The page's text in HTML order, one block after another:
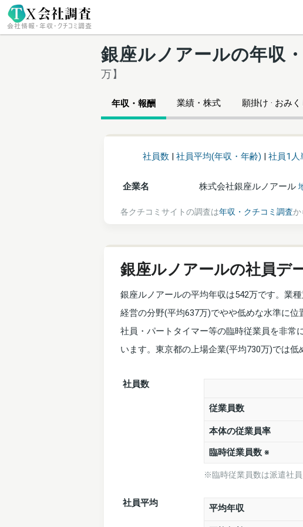
銀座ルノアールの年収
万】
年収・報酬 業績・株式 願掛け · おみく
社員数 | 社員平均(年収・年齢) | 社員1人
企業名 株式会社銀座ルノアール
各クチコミサイトの調査は年収・クチコミ調査か
銀座ルノアールの社員デ
銀座ルノアールの平均年収は542万です。業
経営の分野(平均637万)でやや低めな水準に
社員・パートタイマー等の臨時従業員を非常
います。東京都の上場企業(平均730万)では低
社員数
従業員数
本体の従業員率
臨時従業員数※
※臨時従業員数は派遣社員
社員平均 平均年収